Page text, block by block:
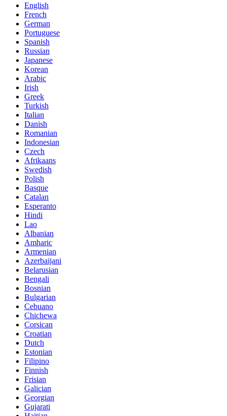
English
French
German
Portuguese
Spanish
Russian
Japanese
Korean
Arabic
Irish
Greek
Turkish
Italian
Danish
Romanian
Indonesian
Czech
Afrikaans
Swedish
Polish
Basque
Catalan
Esperanto
Hindi
Lao
Albanian
Amharic
Armenian
Azerbaijani
Belarusian
Bengali
Bosnian
Bulgarian
Cebuano
Chichewa
Corsican
Croatian
Dutch
Estonian
Filipino
Finnish
Frisian
Galician
Georgian
Gujarati